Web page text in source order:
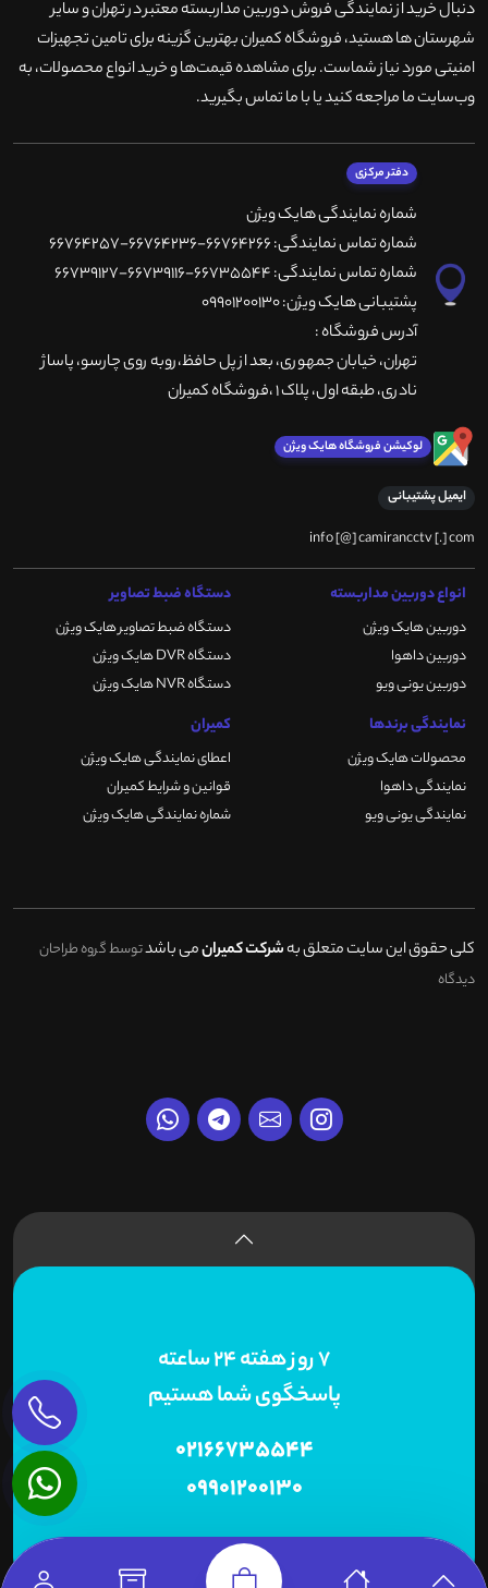
دنبال خرید از نمایندگی فروش دوربین مداربسته معتبر در تهران و سایر
شهرستان ها هستید، فروشگاه کمیران بهترین گزینه برای تامین تجهیزات
امنیتی مورد نیاز شماست. برای مشاهده قیمت‌ها و خرید انواع محصولات، به
وب‌سایت ما مراجعه کنید یا با ما تماس بگیرید.
دفتر مرکزی
شماره نمایندگی هایک ویژن
شماره تماس نمایندگی: 66764266-66764236-66764257
شماره تماس نمایندگی: 66735544-66739116-66739127
پشتیبانی هایک ویژن: 09901200130
آدرس فروشگاه :
تهران، خيابان جمهوری، بعد از پل حافظ،روبه روی چارسو، پاساژ
نادری، طبقه اول، پلاک 1 ،فروشگاه کمیران
لوکیشن فروشگاه هایک ویژن
ایمیل پشتیبانی
info [@] camirancctv [.] com
انواع دوربین مداربسته
دوربین هایک ویژن
دوربین داهوا
دوربین یونی ویو
دستگاه ضبط تصاویر
دستگاه ضبط تصاویر هایک ویژن
دستگاه DVR هایک ویژن
دستگاه NVR هایک ویژن
نمایندگی برندها
محصولات هایک ویژن
نمایندگی داهوا
نمایندگی یونی ویو
کمیران
اعطای نمایندگی هایک ویژن
قوانین و شرایط کمیران
شماره نمایندگی هایک ویژن
کلی حقوق این سایت متعلق بهشرکت کمیرانمی باشدتوسط گروه طراحان
دیدگاه
7 روز هفته 24 ساعته
پاسخگوی شما هستیم
02166735544
09901200130